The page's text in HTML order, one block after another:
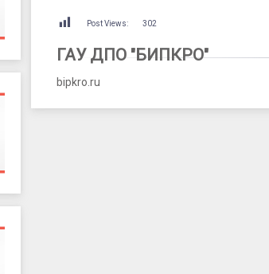
Post Views: 302
ГАУ ДПО "БИПКРО"
bipkro.ru